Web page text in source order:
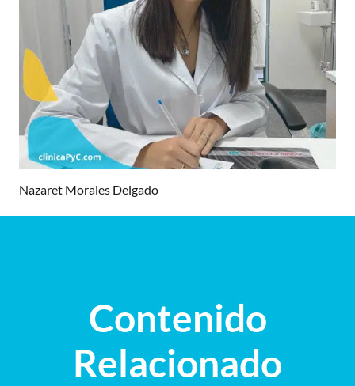
Nazaret Morales Delgado
Contenido
Relacionado